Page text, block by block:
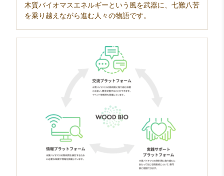
木質バイオマスエネルギーという風を武器に、七難八苦
を乗り越えながら進む人々の物語です。